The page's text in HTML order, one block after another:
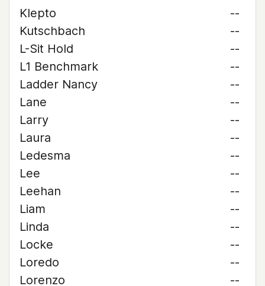
Klepto
--
Kutschbach
--
L-Sit Hold
--
L1 Benchmark
--
Ladder Nancy
--
Lane
--
Larry
--
Laura
--
Ledesma
--
Lee
--
Leehan
--
Liam
--
Linda
--
Locke
--
Loredo
--
Lorenzo
--